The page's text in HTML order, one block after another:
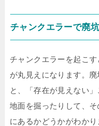
チャンクエラーで廃
チャンクエラーを起こ
が丸見えになります。
と、「存在が見えない
地面を掘ったりして、
にあるかどうかがわか